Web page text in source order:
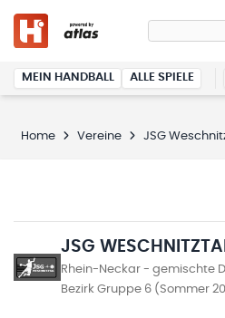
MEIN HANDBALL ALLE SPIELE
Home Vereine JSG
JSG
Rhein-Neckar - gemischte
Bezirk Gruppe 6 (Sommer